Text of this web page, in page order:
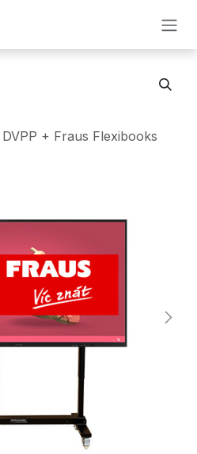
+ Fraus Flexibooks